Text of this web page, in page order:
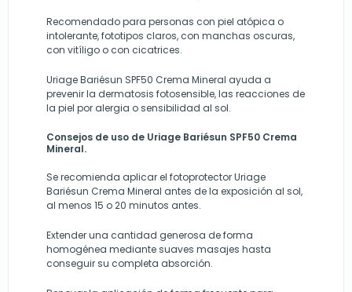
Recomendado para personas con piel atópica o
intolerante, fototipos claros, con manchas oscuras,
con vitíligo o con cicatrices.
Uriage Bariésun SPF50 Crema Mineral ayuda a
prevenir la dermatosis fotosensible, las reacciones de
la piel por alergia o sensibilidad al sol.
Consejos de uso de Uriage Bariésun SPF50 Crema
Mineral.
Se recomienda aplicar el fotoprotector Uriage
Bariésun Crema Mineral antes de la exposición al sol,
al menos 15 o 20 minutos antes.
Extender una cantidad generosa de forma
homogénea mediante suaves masajes hasta
conseguir su completa absorción.